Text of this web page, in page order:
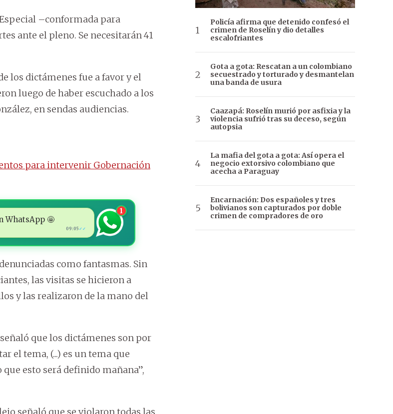
–conformada para
ante el pleno. Se necesitarán 41
los dictámenes fue a favor y el
luego de haber escuchado a los
en sendas audiencias.
para intervenir Gobernación
WhatsApp 🤩
09:05 ✓✓
1
como fantasmas. Sin
las visitas se hicieron a
y las realizaron de la mano del
que los dictámenes son por
el tema, (...) es un tema que
esto será definido mañana”,
Policía afirma que detenido confesó el
crimen de Roselín y dio detalles
escalofriantes
Gota a gota: Rescatan a un colombiano
secuestrado y torturado y desmantelan
una banda de usura
Caazapá: Roselín murió por asfixia y la
violencia sufrió tras su deceso, según
autopsia
La mafia del gota a gota: Así opera el
negocio extorsivo colombiano que
acecha a Paraguay
Encarnación: Dos españoles y tres
bolivianos son capturados por doble
crimen de compradores de oro